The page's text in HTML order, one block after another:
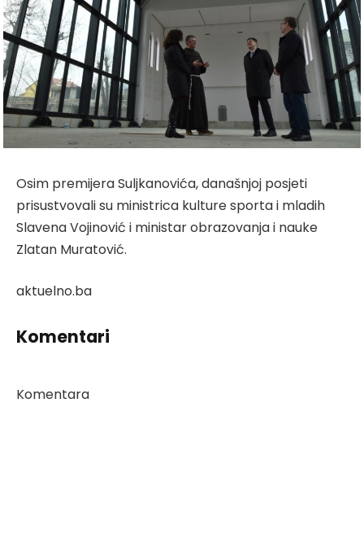
Osim premijera Suljkanovića, današnjoj posjeti
prisustvovali su ministrica kulture sporta i mladih
Slavena Vojinović i ministar obrazovanja i nauke
Zlatan Muratović.
aktuelno.ba
Komentari
Komentara